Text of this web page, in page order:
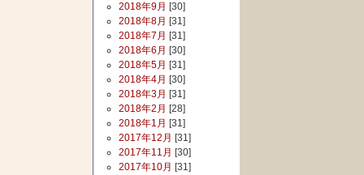
2018年9月 [30]
2018年8月 [31]
2018年7月 [31]
2018年6月 [30]
2018年5月 [31]
2018年4月 [30]
2018年3月 [31]
2018年2月 [28]
2018年1月 [31]
2017年12月 [31]
2017年11月 [30]
2017年10月 [31]